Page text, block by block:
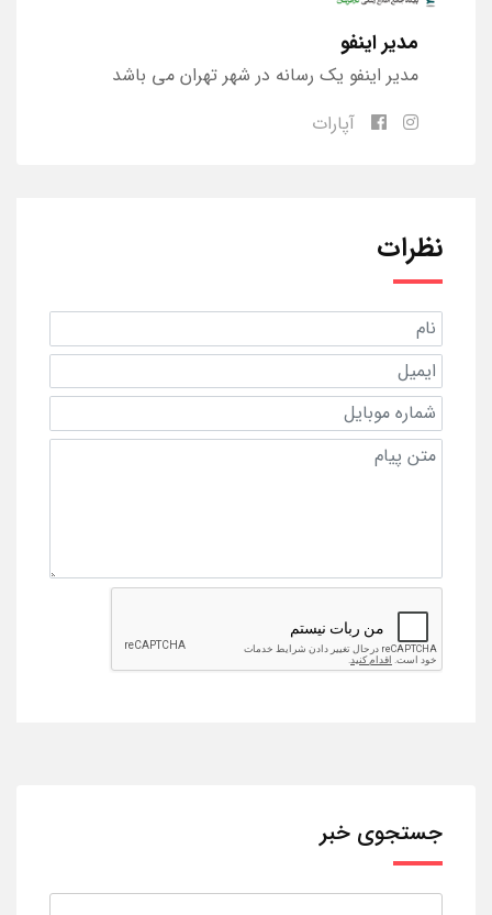
مدیر اینفو
مدیر اینفو یک رسانه در شهر تهران می باشد
آپارات
نظرات
جستجوی خبر